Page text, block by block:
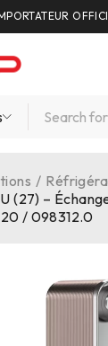
/
(27) –
/ 098312.0